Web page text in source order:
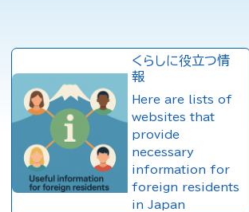
くらしに役立つ情
報
Here are lists of
websites that
provide
necessary
information for
foreign residents
in Japan